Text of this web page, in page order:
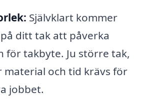
Självklart kommer
ditt tak att påverka
för takbyte. Ju större tak,
material och tid krävs för
jobbet.